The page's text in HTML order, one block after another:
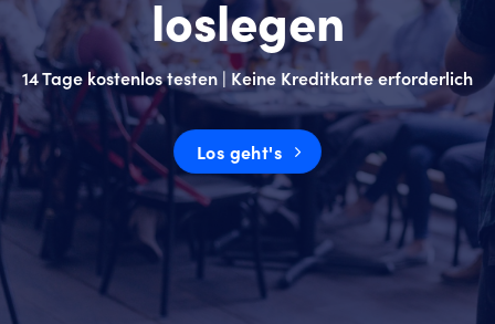
loslegen
14 Tage kostenlos testen | Keine Kreditkarte erforderlich
Los geht's